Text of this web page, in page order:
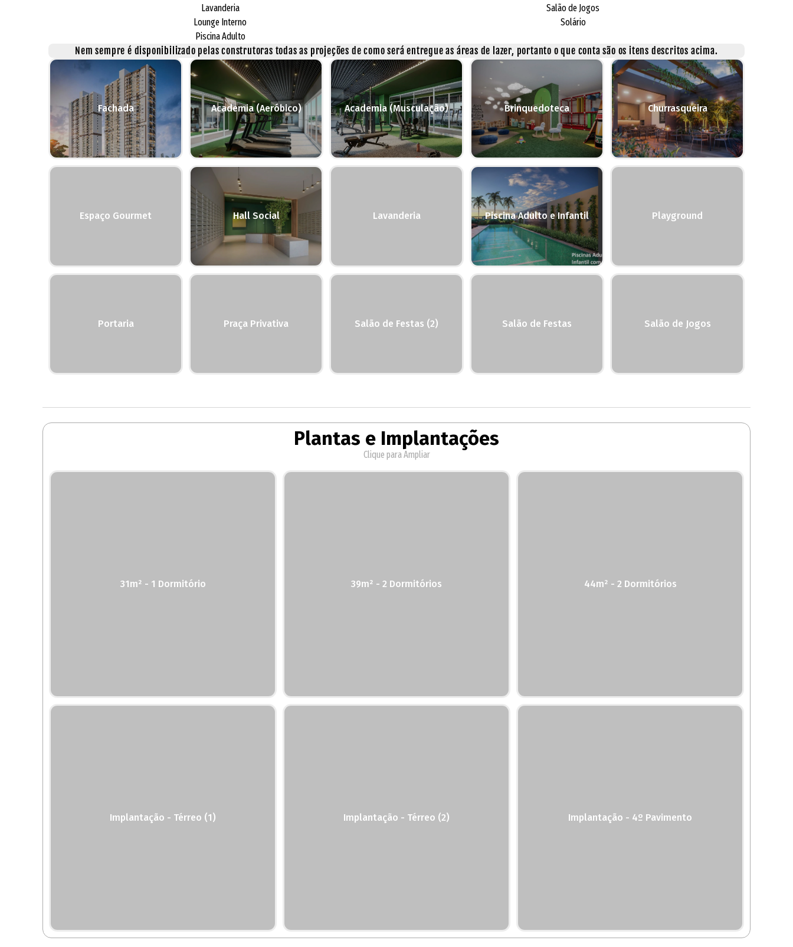
Lavanderia
Lounge Interno
Piscina Adulto
Salão de Jogos
Solário
Nem sempre é disponibilizado pelas construtoras todas as projeções de como será entregue as áreas de lazer, portanto o que conta são os itens descritos acima.
Fachada Academia (Aeróbico) Academia (Musculação) Brinquedoteca Churrasqueira
Espaço Gourmet Hall Social Lavanderia Piscina Adulto e Infantil Playground
Portaria Praça Privativa Salão de Festas (2) Salão de Festas Salão de Jogos
Plantas e Implantações
Clique para Ampliar
31m² - 1 Dormitório 39m² - 2 Dormitórios 44m² - 2 Dormitórios
Implantação - Térreo (1) Implantação - Térreo (2) Implantação - 4º Pavimento